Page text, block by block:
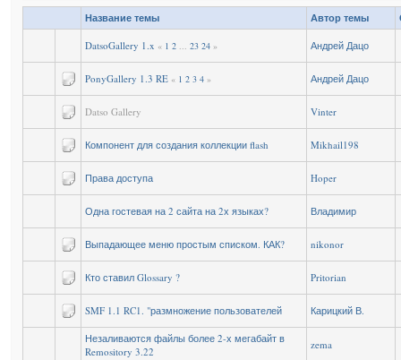
Название темы Автор темы
DatsoGallery 1.x « 1 2 ... 23 24 » Андрей Дацо
PonyGallery 1.3 RE « 1 2 3 4 » Андрей Дацо
Datso Gallery Vinter
Компонент для создания коллекции flash Mikhail198
Права доступа Hoper
Одна гостевая на 2 сайта на 2х языках? Владимир
Выпадающее меню простым списком. КАК? nikonor
Кто ставил Glossary ? Pritorian
SMF 1.1 RC1. "размножение пользователей Карицкий В.
Незаливаются файлы более 2-х мегабайт в
Remository 3.22
zema